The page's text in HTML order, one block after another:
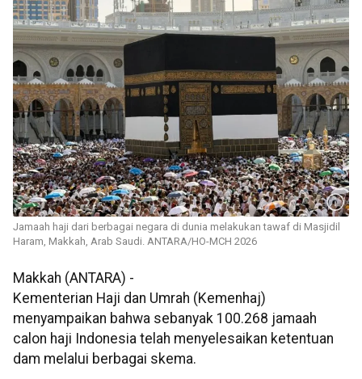
Jamaah haji dari berbagai negara di dunia melakukan tawaf di Masjidil
Haram, Makkah, Arab Saudi. ANTARA/HO-MCH 2026
Makkah (ANTARA) -
Kementerian Haji dan Umrah (Kemenhaj)
menyampaikan bahwa sebanyak 100.268 jamaah
calon haji Indonesia telah menyelesaikan ketentuan
dam melalui berbagai skema.